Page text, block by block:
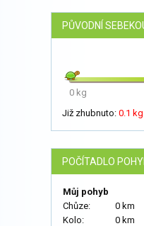
PŮVODNÍ
0 kg
Již zhubnuto: 0.1 kg
POČÍTADLO
Můj pohyb
Chůze:
0 km
Kolo:
0 km